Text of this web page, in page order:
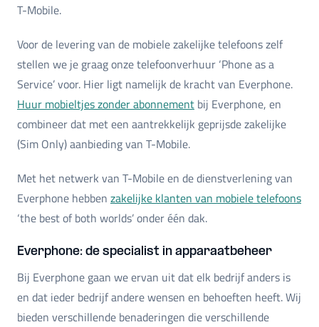
T-Mobile.
Voor de levering van de mobiele zakelijke telefoons zelf
stellen we je graag onze telefoonverhuur ‘Phone as a
Service’ voor. Hier ligt namelijk de kracht van Everphone.
Huur mobieltjes zonder abonnement bij Everphone, en
combineer dat met een aantrekkelijk geprijsde zakelijke
(Sim Only) aanbieding van T-Mobile.
Met het netwerk van T-Mobile en de dienstverlening van
Everphone hebben zakelijke klanten van mobiele telefoons
‘the best of both worlds’ onder één dak.
Everphone: de specialist in apparaatbeheer
Bij Everphone gaan we ervan uit dat elk bedrijf anders is
en dat ieder bedrijf andere wensen en behoeften heeft. Wij
bieden verschillende benaderingen die verschillende